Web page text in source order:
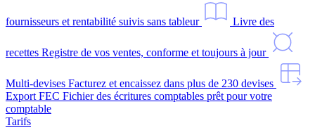
fournisseurs et rentabilité suivis sans tableur Livre des
recettes Registre de vos ventes, conforme et toujours à jour
Multi-devises Facturez et encaissez dans plus de 230 devises
Export FEC Fichier des écritures comptables prêt pour votre
comptable
Tarifs